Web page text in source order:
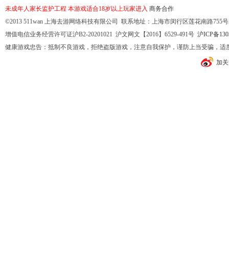
未成年人家长监护工程 本游戏适合18岁以上玩家进入 商务合作
©2013 511wan 上海去游网络科技有限公司 联系地址：上海市闵行区莲花南路755
增值电信业务经营许可证沪B2-20201021 沪文网文【2016】6529-491号 沪ICP备
健康游戏忠告：抵制不良游戏，拒绝盗版游戏，注意自我保护，谨防上当受骗，
加